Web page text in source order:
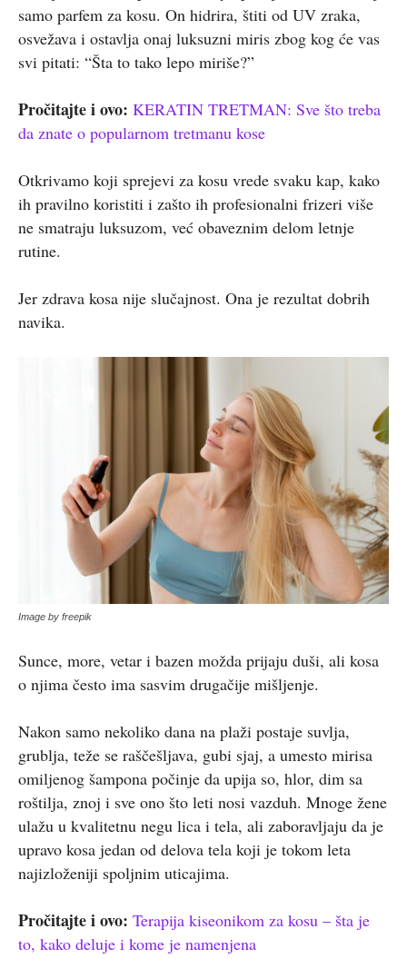
samo parfem za kosu. On hidrira, štiti od UV zraka,
osvežava i ostavlja onaj luksuzni miris zbog kog će vas
svi pitati: “Šta to tako lepo miriše?”
Pročitajte i ovo: KERATIN TRETMAN: Sve što treba
da znate o popularnom tretmanu kose
Otkrivamo koji sprejevi za kosu vrede svaku kap, kako
ih pravilno koristiti i zašto ih profesionalni frizeri više
ne smatraju luksuzom, već obaveznim delom letnje
rutine.
Jer zdrava kosa nije slučajnost. Ona je rezultat dobrih
navika.
Image by freepik
Sunce, more, vetar i bazen možda prijaju duši, ali kosa
o njima često ima sasvim drugačije mišljenje.
Nakon samo nekoliko dana na plaži postaje suvlja,
grublja, teže se raščešljava, gubi sjaj, a umesto mirisa
omiljenog šampona počinje da upija so, hlor, dim sa
roštilja, znoj i sve ono što leti nosi vazduh. Mnoge žene
ulažu u kvalitetnu negu lica i tela, ali zaboravljaju da je
upravo kosa jedan od delova tela koji je tokom leta
najizloženiji spoljnim uticajima.
Pročitajte i ovo: Terapija kiseonikom za kosu – šta je
to, kako deluje i kome je namenjena